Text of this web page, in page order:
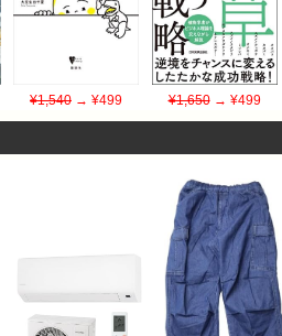
¥1,540 → ¥499 ¥1,650→ ¥499